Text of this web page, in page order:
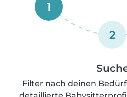
1
2
Filter nach deinen